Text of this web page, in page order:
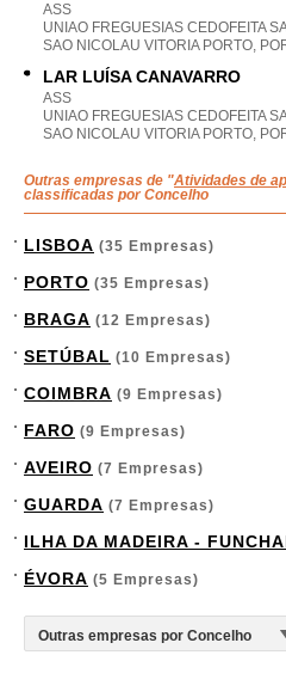
ASS
UNIAO FREGUESIAS CEDOFEITA
SAO NICOLAU VITORIA PORTO,
LAR LUÍSA CANAVARRO
ASS
UNIAO FREGUESIAS CEDOFEITA
SAO NICOLAU VITORIA PORTO,
Outras empresas de "Atividades de
classificadas por Concelho
LISBOA (35 Empresas)
PORTO (35 Empresas)
BRAGA (12 Empresas)
SETÚBAL (10 Empresas)
COIMBRA (9 Empresas)
FARO (9 Empresas)
AVEIRO (7 Empresas)
GUARDA (7 Empresas)
ILHA DA MADEIRA -
ÉVORA (5 Empresas)